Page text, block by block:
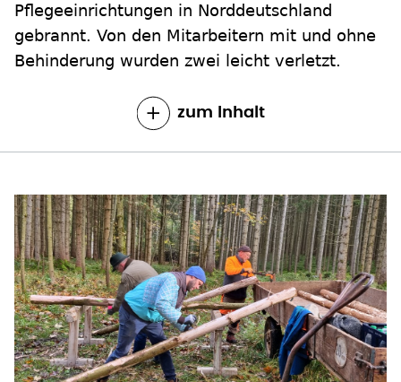
Pflegeeinrichtungen in Norddeutschland
gebrannt. Von den Mitarbeitern mit und ohne
Behinderung wurden zwei leicht verletzt.
zum Inhalt